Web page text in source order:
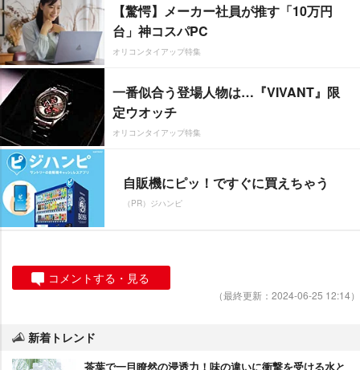
【驚愕】メーカー社員が推す「10万円
台」神コスパPC
オリコンタイアップ特集
一番似合う登場人物は…『VIVANT』限
定ウオッチ
オリコンタイアップ特集
自販機にピッ！ですぐに買えちゃう
（PR）ジハンピ
コメントする・見る
（最終更新：2024-06-25 12:14）
新着トレンド
茶葉で一目瞭然の浸透力！味の違いに衝撃を受ける水と